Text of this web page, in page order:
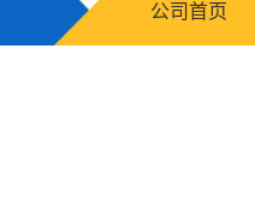
公司首页